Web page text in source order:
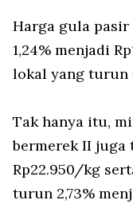
Harga gula
1,24% menjadi
lokal yang turun
Tak hanya itu,
bermerek II juga
Rp22.950/kg
turun 2,73%